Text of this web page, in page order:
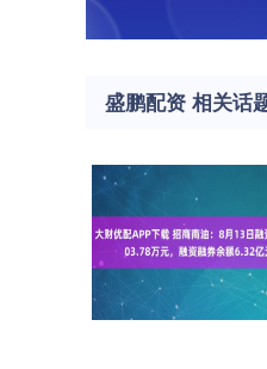
盛鹏配资 相关话